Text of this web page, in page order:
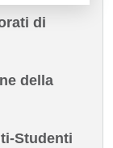
di
della
Studenti